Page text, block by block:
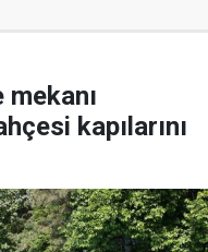
kapılarını